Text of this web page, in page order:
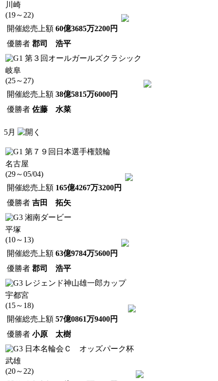
川崎
(19～22)
開催総売上額 60億3685万2200円
優勝者 郡司 浩平
第３回オールガールズクラシック
岐阜
(25～27)
開催総売上額 38億5815万6000円
優勝者 佐藤 水菜
5月
第７９回日本選手権競輪
名古屋
(29～05/04)
開催総売上額 165億4267万3200円
優勝者 吉田 拓矢
湘南ダービー
平塚
(10～13)
開催総売上額 63億9784万5600円
優勝者 郡司 浩平
レジェンド神山雄一郎カップ
宇都宮
(15～18)
開催総売上額 57億0861万9400円
優勝者 小原 太樹
日本名輪会Ｃ オッズパーク杯
武雄
(20～22)